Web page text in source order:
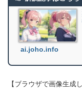
ai.joho.info
【ブラウザで画像生成